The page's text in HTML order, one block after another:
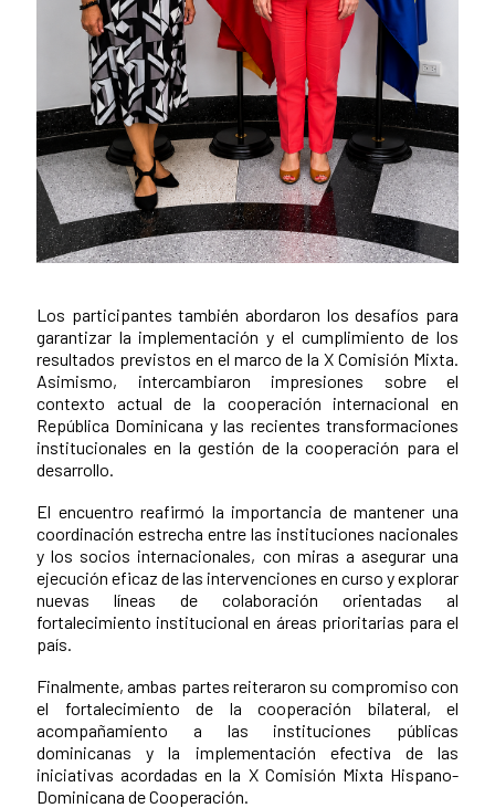
Los participantes también abordaron los desafíos para
garantizar la implementación y el cumplimiento de los
resultados previstos en el marco de la X Comisión Mixta.
Asimismo, intercambiaron impresiones sobre el
contexto actual de la cooperación internacional en
República Dominicana y las recientes transformaciones
institucionales en la gestión de la cooperación para el
desarrollo.
El encuentro reafirmó la importancia de mantener una
coordinación estrecha entre las instituciones nacionales
y los socios internacionales, con miras a asegurar una
ejecución eficaz de las intervenciones en curso y explorar
nuevas líneas de colaboración orientadas al
fortalecimiento institucional en áreas prioritarias para el
país.
Finalmente, ambas partes reiteraron su compromiso con
el fortalecimiento de la cooperación bilateral, el
acompañamiento a las instituciones públicas
dominicanas y la implementación efectiva de las
iniciativas acordadas en la X Comisión Mixta Hispano-
Dominicana de Cooperación.